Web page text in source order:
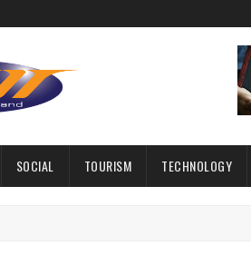
SOCIAL TOURISM TECHNOLOGY